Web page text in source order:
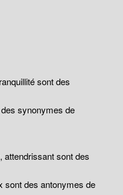
sont des
synonymes de
attendrissant sont des
sont des antonymes de